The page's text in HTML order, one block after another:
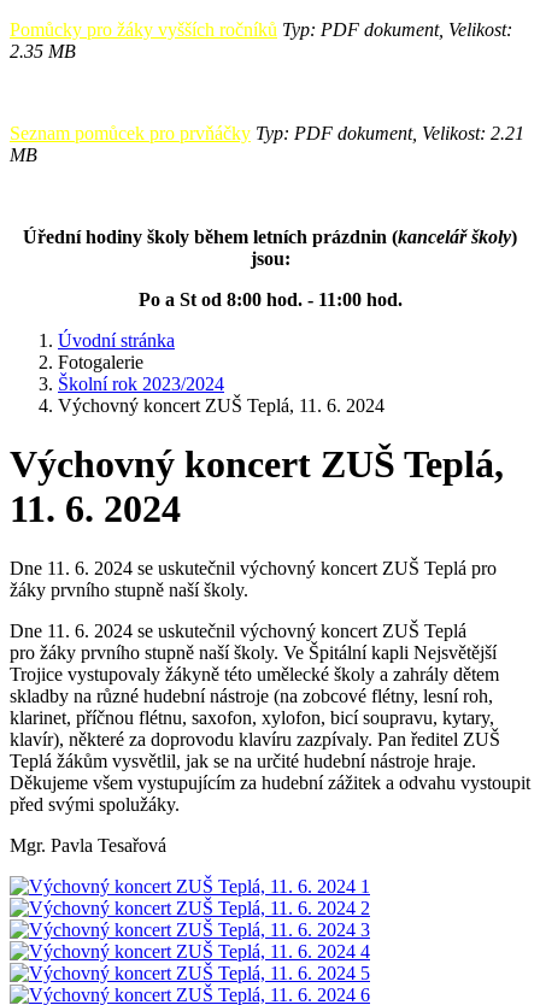
Pomůcky pro žáky vyšších ročníků Typ: PDF dokument, Velikost:
2.35 MB
Seznam pomůcek pro prvňáčky Typ: PDF dokument, Velikost: 2.21
MB
Úřední hodiny školy během letních prázdnin (kancelář školy)
jsou:
Po a St od 8:00 hod. - 11:00 hod.
Úvodní stránka
Fotogalerie
Školní rok 2023/2024
Výchovný koncert ZUŠ Teplá, 11. 6. 2024
Výchovný koncert ZUŠ Teplá,
11. 6. 2024
Dne 11. 6. 2024 se uskutečnil výchovný koncert ZUŠ Teplá pro
žáky prvního stupně naší školy.
Dne 11. 6. 2024 se uskutečnil výchovný koncert ZUŠ Teplá
pro žáky prvního stupně naší školy. Ve Špitální kapli Nejsvětější
Trojice vystupovaly žákyně této umělecké školy a zahrály dětem
skladby na různé hudební nástroje (na zobcové flétny, lesní roh,
klarinet, příčnou flétnu, saxofon, xylofon, bicí soupravu, kytary,
klavír), některé za doprovodu klavíru zazpívaly. Pan ředitel ZUŠ
Teplá žákům vysvětlil, jak se na určité hudební nástroje hraje.
Děkujeme všem vystupujícím za hudební zážitek a odvahu vystoupit
před svými spolužáky.
Mgr. Pavla Tesařová